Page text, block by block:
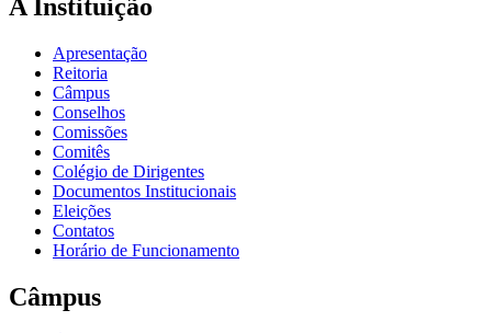
A Instituição
Apresentação
Reitoria
Câmpus
Conselhos
Comissões
Comitês
Colégio de Dirigentes
Documentos Institucionais
Eleições
Contatos
Horário de Funcionamento
Câmpus